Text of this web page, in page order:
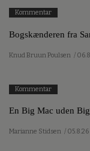
Kommentar
Bogskænderen fra
Knud Bruun Poulsen /
Kommentar
En Big Mac uden
Marianne Stidsen / 05.8.26